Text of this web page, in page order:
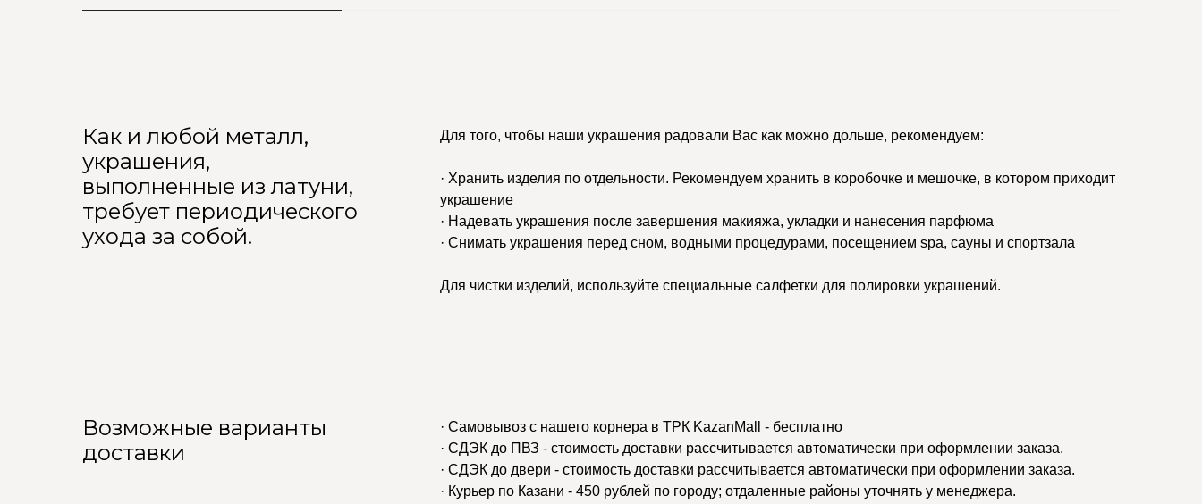
Как и любой металл,
украшения,
выполненные из латуни,
требует периодического
ухода за собой.
Для того, чтобы наши украшения радовали Вас как можно дольше, рекомендуем:
· Хранить изделия по отдельности. Рекомендуем хранить в коробочке и мешочке, в котором приходит
украшение
· Надевать украшения после завершения макияжа, укладки и нанесения парфюма
· Снимать украшения перед сном, водными процедурами, посещением spa, сауны и спортзала
Для чистки изделий, используйте специальные салфетки для полировки украшений.
Возможные варианты
доставки
· Самовывоз с нашего корнера в ТРК KazanMall - бесплатно
· СДЭК до ПВЗ - стоимость доставки рассчитывается автоматически при оформлении заказа.
· СДЭК до двери - стоимость доставки рассчитывается автоматически при оформлении заказа.
· Курьер по Казани - 450 рублей по городу; отдаленные районы уточнять у менеджера.